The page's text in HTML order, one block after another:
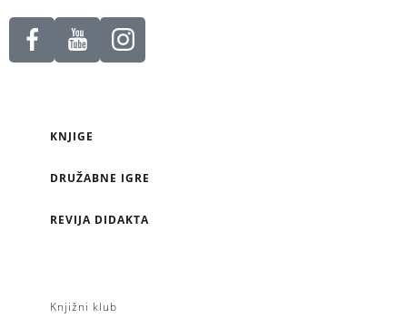
KNJIGE
DRUŽABNE IGRE
REVIJA DIDAKTA
Knjižni klub